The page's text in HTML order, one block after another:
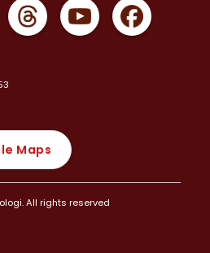
Maps
All rights reserved